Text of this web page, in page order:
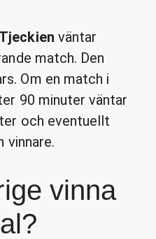
Tjeckien väntar
match. Den
Om en match i
90 minuter väntar
och eventuellt
vinna